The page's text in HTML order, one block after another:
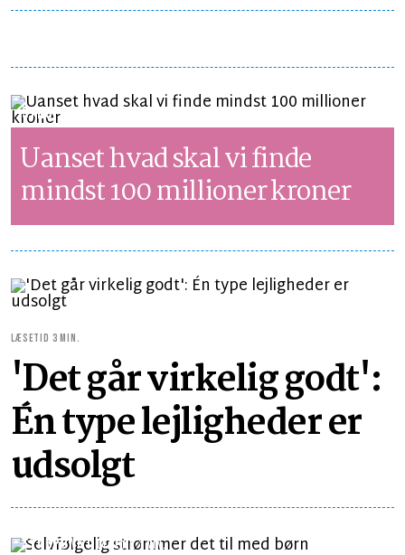
SYNSPUNKT
Uanset hvad skal vi finde
mindst 100 millioner kroner
LÆSETID 3 MIN.
'Det går virkelig godt':
Én type lejligheder er
udsolgt
SYNSPUNKT LÆSETID 1 MIN.